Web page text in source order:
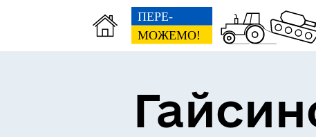
Про громаду